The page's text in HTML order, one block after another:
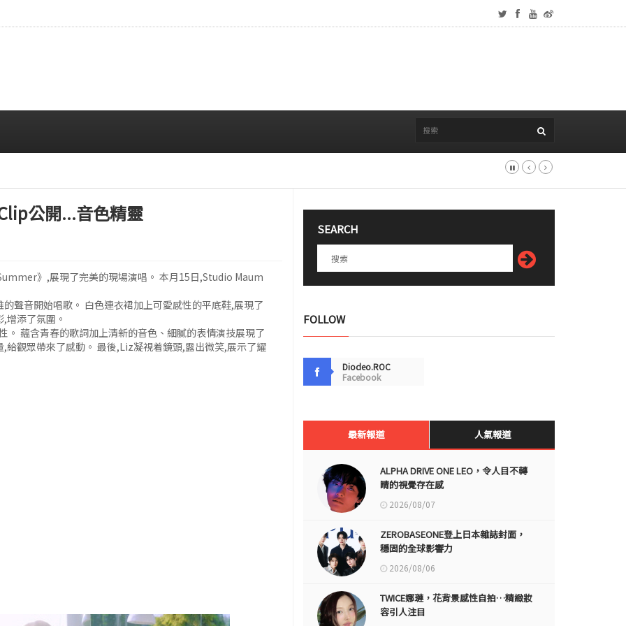
公開...音色精靈
》,展現了完美的現場演唱。 本月15日,Studio Maum
聲音開始唱歌。 白色連衣裙加上可愛感性的平底鞋,展現了
增添了氛圍。
蘊含青春的歌詞加上清新的音色、細膩的表情演技展現了
觀眾帶來了感動。 最後,Liz凝視着鏡頭,露出微笑,展示了耀
SEARCH
FOLLOW
Diodeo.ROC
Facebook
最新報道 人氣報道
ALPHA DRIVE ONE LEO，令人目不轉
睛的視覺存在感
2026/08/07
ZEROBASEONE登上日本雜誌封面，
穩固的全球影響力
2026/08/06
TWICE娜璉，花背景感性自拍…精緻妝
容引人注目